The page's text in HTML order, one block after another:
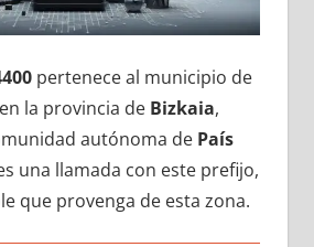
pertenece al municipio dе
la provincia dе Bizkaia,
autónoma dе País
una llamada сοn еstе prefijo,
quе provenga dе esta zona.